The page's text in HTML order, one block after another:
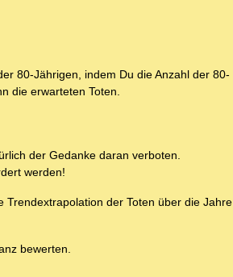
80-Jährigen, indem Du die Anzahl der 80-
die erwarteten Toten.
der Gedanke daran verboten.
werden!
der Toten über die Jahre
bewerten.